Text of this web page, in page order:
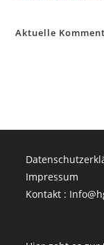
Aktuelle
Impressum
Kontakt :